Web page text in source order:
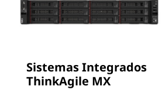
Sistemas Integrados
ThinkAgile MX